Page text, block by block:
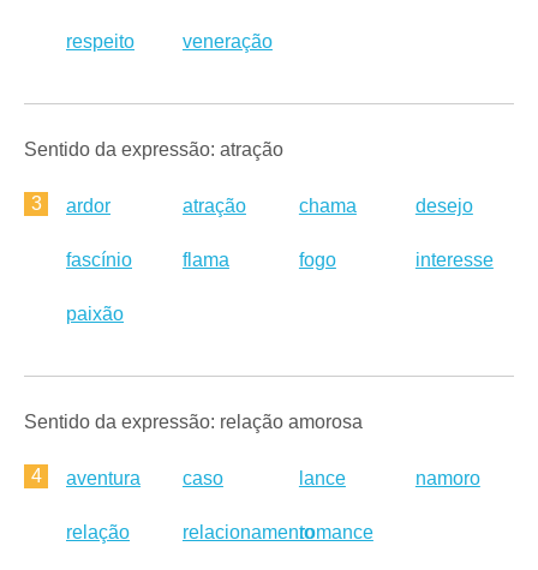
respeito veneração
Sentido da expressão: atração
3 ardor atração chama desejo
fascínio flama fogo interesse
paixão
Sentido da expressão: relação amorosa
4 aventura caso lance namoro
relação relacionamentoromance